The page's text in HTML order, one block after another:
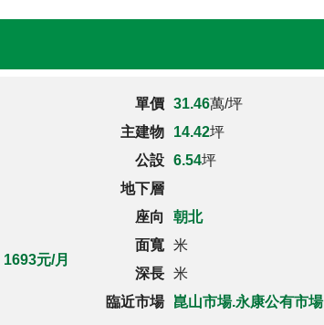
元/月
單價 31.46萬/坪
主建物
14.42坪
公設 6.54坪
地下層
座向
朝北
面寬 米
深長 米
臨近市場
崑山市場.永康公有市場